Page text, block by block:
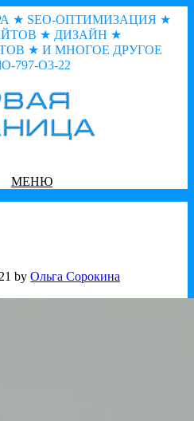
★ SEO-ОПТИМИЗАЦИЯ ★
★ ДИЗАЙН ★
★ И МНОГОЕ ДРУГОЕ
797-O3-22
МЕНЮ
by Ольга Сорокина